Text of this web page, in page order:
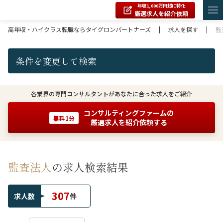
年収1,000万円超に特化
厳選求人を紹介依頼
高年収・ハイクラス転職ならタイグロンパートナーズ
| 求人を探す |
条件を変更して検索
各業界の専門コンサルタントがあなたに合った求人をご紹介
無料1分
コンサルティングファームの
厳選求人を紹介依頼する
監査法人の求人検索結果
求人数 307件